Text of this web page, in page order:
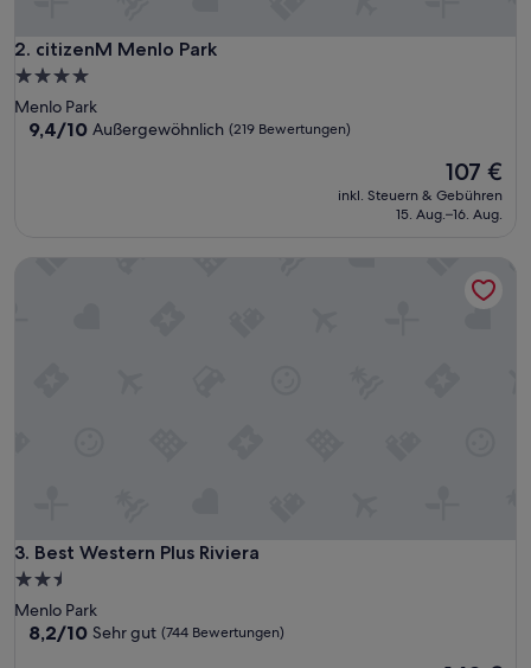
2. citizenM Menlo Park
citizenM Menlo Park
4.0-
Sterne-
Unterkunft
Menlo Park
9.4
9,4/10 Außergewöhnlich (219 Bewertungen)
Der
Preis
beträgt
107 €
inkl. Steuern & Gebühren
15. Aug.–16. Aug.
3. Best Western Plus Riviera
Best Western Plus Riviera
2.5-
Sterne-
Unterkunft
Menlo Park
8.2
8,2/10 Sehr gut (744 Bewertungen)